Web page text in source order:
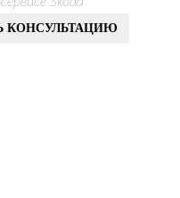
КОНСУЛЬТАЦИЮ